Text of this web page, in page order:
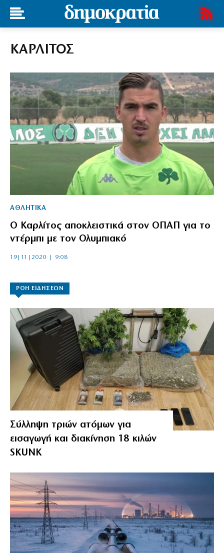
ΚΑΡΛΙΤΟΣ
ΑΘΛΗΤΙΚΑ
Ο Καρλίτος αποκλειστικά στον ΟΠΑΠ για το
ντέρμπι με τον Ολυμπιακό
19|11|2020 | 9:08
ΡΟΗ ΕΙΔΗΣΕΩΝ
Σύλληψη τριών ατόμων για
εισαγωγή και διακίνηση 18 κιλών
SKUNK